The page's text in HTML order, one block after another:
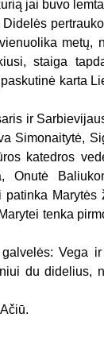
jai buvo
metų,
staiga
karta
ir
Simonaitytė,
katedros
Onutė
Marytės
tenka
Vega
du didelius,